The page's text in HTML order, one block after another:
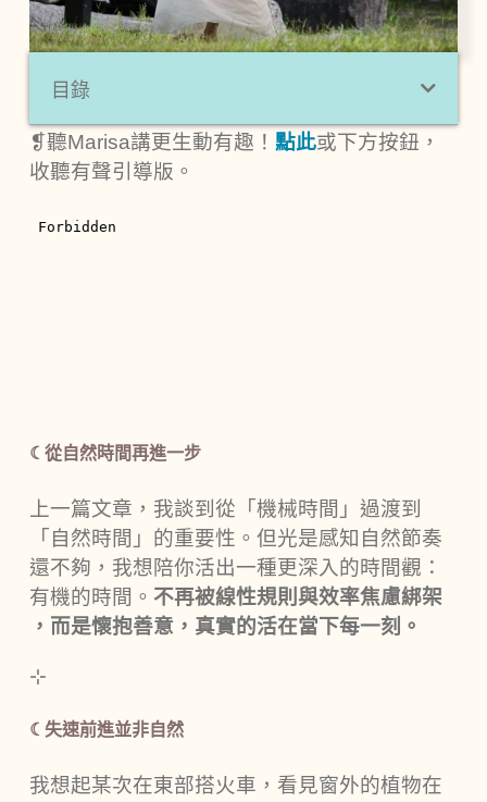
目錄
❡聽Marisa講更生動有趣！ 點此或下方按鈕，
收聽有聲引導版。
☾從自然時間再進一步
上一篇文章，我談到從「機械時間」過渡到
「自然時間」的重要性。但光是感知自然節奏
還不夠，我想陪你活出一種更深入的時間觀：
有機的時間。 不再被線性規則與效率焦慮綁架
，而是懷抱善意，真實的活在當下每一刻。
⊹
☾失速前進並非自然
我想起某次在東部搭火車，看見窗外的植物在